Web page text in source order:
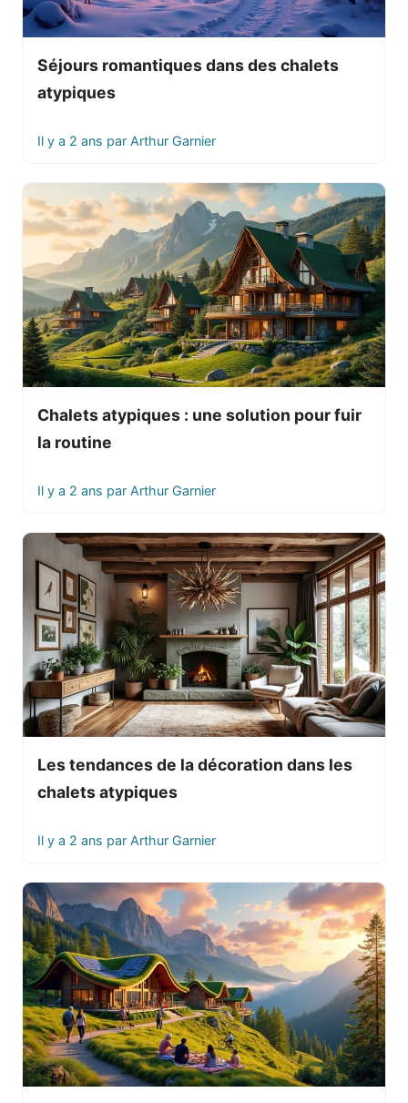
Séjours romantiques dans des chalets
atypiques
Il y a 2 ans par Arthur Garnier
Chalets atypiques : une solution pour fuir
la routine
Il y a 2 ans par Arthur Garnier
Les tendances de la décoration dans les
chalets atypiques
Il y a 2 ans par Arthur Garnier